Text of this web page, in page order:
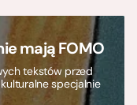
mają FOMO
tekstów przed
specjalnie